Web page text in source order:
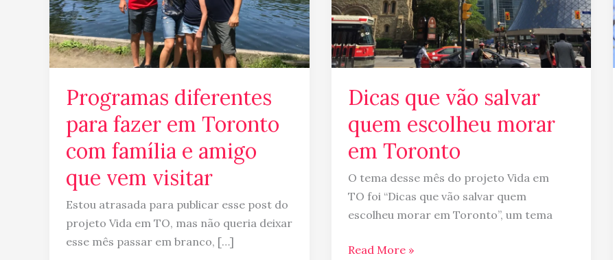
Programas diferentes
para fazer em Toronto
com família e amigo
que vem visitar
Estou atrasada para publicar esse post do
projeto Vida em TO, mas não queria deixar
esse mês passar em branco, […]
família
e
amigo
que
visitar
Dicas que vão salvar
quem escolheu morar
em Toronto
O tema desse mês do projeto Vida em
TO foi “Dicas que vão salvar quem
escolheu morar em Toronto”, um tema
em
Toronto
Read More »